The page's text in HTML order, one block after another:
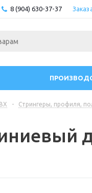
8 (904) 630-37-37
- Стрингеры, профиля,